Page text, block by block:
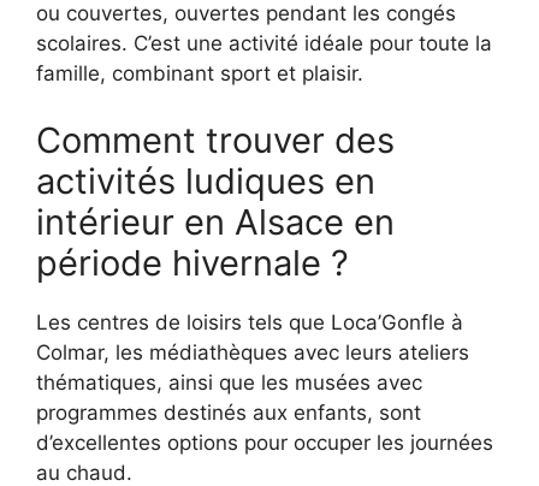
ou couvertes, ouvertes pendant les congés
scolaires. C’est une activité idéale pour toute la
famille, combinant sport et plaisir.
Comment trouver des
activités ludiques en
intérieur en Alsace en
période hivernale ?
Les centres de loisirs tels que Loca’Gonfle à
Colmar, les médiathèques avec leurs ateliers
thématiques, ainsi que les musées avec
programmes destinés aux enfants, sont
d’excellentes options pour occuper les journées
au chaud.